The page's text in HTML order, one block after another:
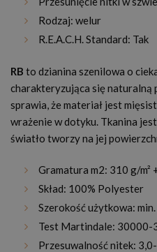
Rodzaj: welur
R.E.A.C.H. Standard: Tak
RB to dzianina szenilowa o
charakteryzująca się naturalną
sprawia, że materiał jest
wrażenie w dotyku. Tkanina
światło tworzy na jej
Gramatura m2: 310 g/m²
Skład: 100% Polyester
Szerokość użytkowa:
Test Martindale: 30000-
Przesuwalność nitek: